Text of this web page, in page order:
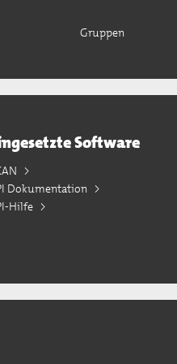
Gruppen
Software
Dokumentation
Hilfe